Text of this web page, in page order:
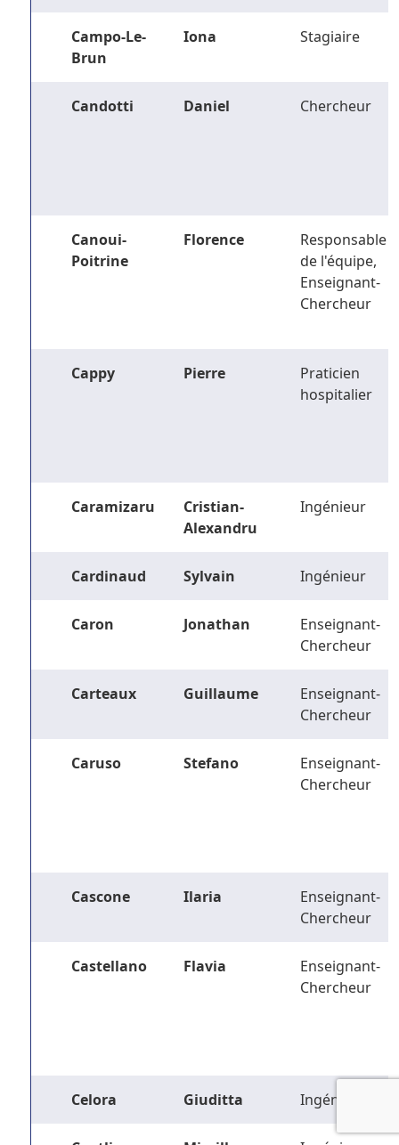
Campo-Le-
Brun
Iona Stagiaire
Candotti Daniel Chercheur
Canoui-
Poitrine
Florence
Responsable
de l'équipe,
Enseignant-
Chercheur
Cappy Pierre
Praticien
hospitalier
Caramizaru
Cristian-
Alexandru
Ingénieur
Cardinaud Sylvain Ingénieur
Caron Jonathan
Enseignant-
Chercheur
Carteaux Guillaume
Enseignant-
Chercheur
Caruso Stefano
Enseignant-
Chercheur
Cascone Ilaria
Enseignant-
Chercheur
Castellano Flavia
Enseignant-
Chercheur
Celora Giuditta Ingénieur